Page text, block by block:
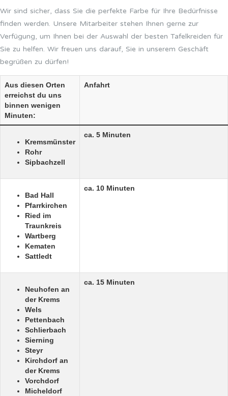
Wir sind sicher, dass Sie die perfekte Farbe für Ihre Bedürfnisse
finden werden. Unsere Mitarbeiter stehen Ihnen gerne zur
Verfügung, um Ihnen bei der Auswahl der besten Tafelkreiden für
Sie zu helfen. Wir freuen uns darauf, Sie in unserem Geschäft
begrüßen zu dürfen!
Aus diesen Orten
erreichst du uns
binnen wenigen
Minuten:
Anfahrt
Kremsmünster
Rohr
Sipbachzell
ca. 5 Minuten
Bad Hall
Pfarrkirchen
Ried im
Traunkreis
Wartberg
Kematen
Sattledt
ca. 10 Minuten
Neuhofen an
der Krems
Wels
Pettenbach
Schlierbach
Sierning
Steyr
Kirchdorf an
der Krems
Vorchdorf
Micheldorf
ca. 15 Minuten